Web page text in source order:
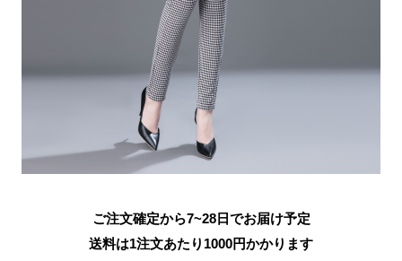
ご注文確定から7~28日でお届け予定
送料は1注文あたり 1000円かかります